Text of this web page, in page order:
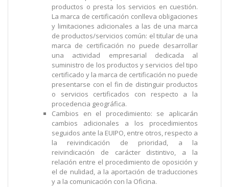
productos o presta los servicios en cuestión.
La marca de certificación conlleva obligaciones
y limitaciones adicionales a las de una marca
de productos/servicios común: el titular de una
marca de certificación no puede desarrollar
una actividad empresarial dedicada al
suministro de los productos y servicios del tipo
certificado y la marca de certificación no puede
presentarse con el fin de distinguir productos
o servicios certificados con respecto a la
procedencia geográfica.
Cambios en el procedimiento: se aplicarán
cambios adicionales a los procedimientos
seguidos ante la EUIPO, entre otros, respecto a
la reivindicación de prioridad, a la
reivindicación de carácter distintivo, a la
relación entre el procedimiento de oposición y
el de nulidad, a la aportación de traducciones
y a la comunicación con la Oficina.